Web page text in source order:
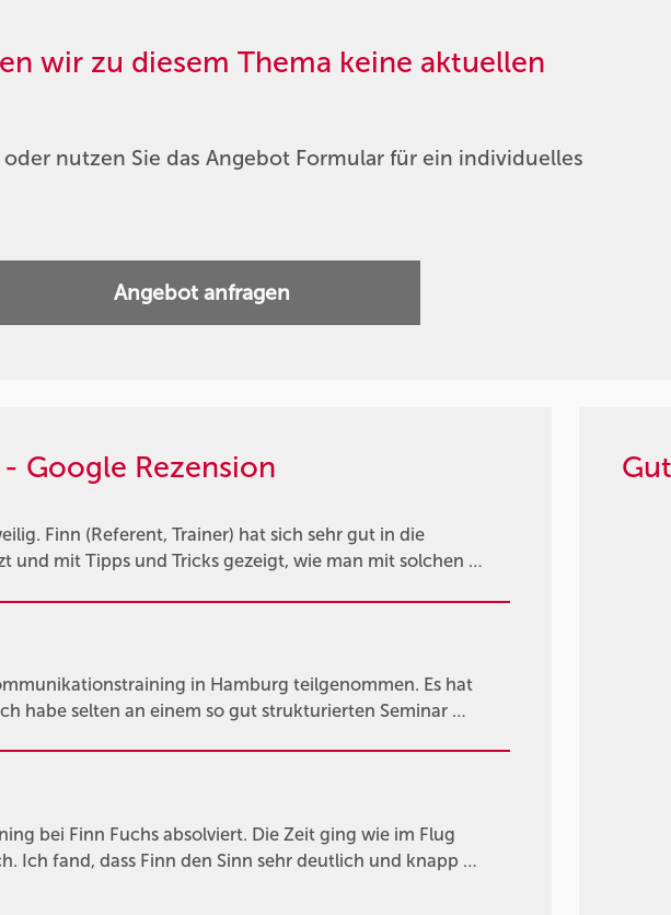
wir zu diesem Thema keine aktuellen
nutzen Sie das Angebot Formular für ein individuelles
Angebot anfragen
Google Rezension
Finn (Referent, Trainer) hat sich sehr gut in die
und mit Tipps und Tricks gezeigt, wie man mit solchen …
in Hamburg teilgenommen. Es hat
habe selten an einem so gut strukturierten Seminar …
bei Finn Fuchs absolviert. Die Zeit ging wie im Flug
Ich fand, dass Finn den Sinn sehr deutlich und knapp …